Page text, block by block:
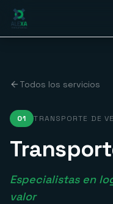
Ir al contenido principal
Todos los servicios
01 TRANSPORTE DE
Especialistas en
valor